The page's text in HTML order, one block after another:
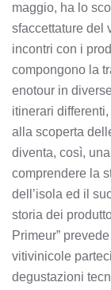
maggio, ha lo
sfaccettature del
incontri con i
compongono la
enotour in
itinerari
alla scoperta
diventa, così,
comprendere la
dell’isola ed il
storia dei
Primeur”
vitivinicole
degustazioni